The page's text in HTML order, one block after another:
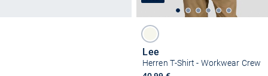
Lee
Herren T-Shirt - Workwear Crew